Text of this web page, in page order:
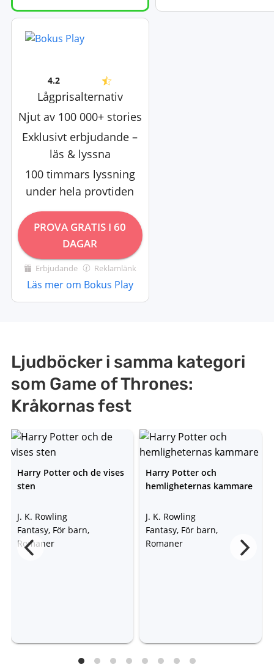
4.2
Lågprisalternativ
Njut av 100 000+ stories
Exklusivt erbjudande –
läs & lyssna
100 timmars lyssning
under hela provtiden
PROVA GRATIS I 60
DAGAR
Erbjudande Reklamlänk
Läs mer om Bokus Play
Ljudböcker i samma kategori
som Game of Thrones:
Kråkornas fest
Harry Potter och de vises
sten
J. K. Rowling
Fantasy, För barn,
Romaner
Harry Potter och
hemligheternas kammare
J. K. Rowling
Fantasy, För barn,
Romaner